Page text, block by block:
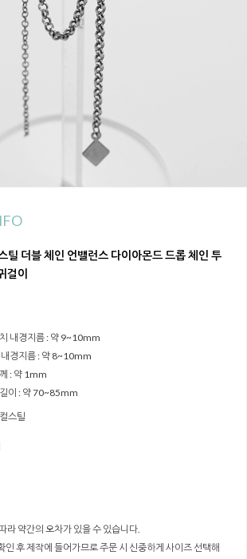
틸 더블 체인 언밸런스 다이아몬드 드롭 체인 투
걸이
내경지름 : 약 9~10mm
내경지름 : 약 8~10mm
: 약 1mm
이 : 약 70~85mm
스틸
라 약간의 오차가 있을 수 있습니다.
인 후 제작에 들어가므로 주문 시 신중하게 사이즈 선택해